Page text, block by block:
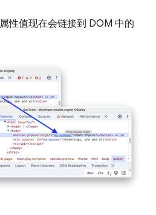
属性值现在会链接到 DOM 中的